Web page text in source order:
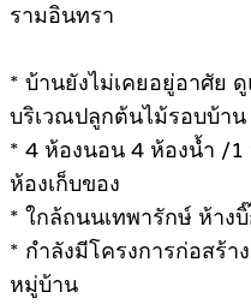
รามอินทรา
* บ้านยังไม่เคยอยู่อาศัย
บริเวณปลูกต้นไม้รอบบ้าน
* 4 ห้องนอน 4 ห้องน้ำ /
ห้องเก็บของ
* ใกล้ถนนเทพารักษ์ ห้าง
* กำลังมีโครงการก่อสร้
หมู่บ้าน